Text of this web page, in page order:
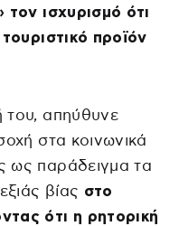
τον ισχυρισμό ότι
προϊόν
του, απηύθυνε
στα κοινωνικά
ως παράδειγμα τα
βίας στο
ότι η ρητορική